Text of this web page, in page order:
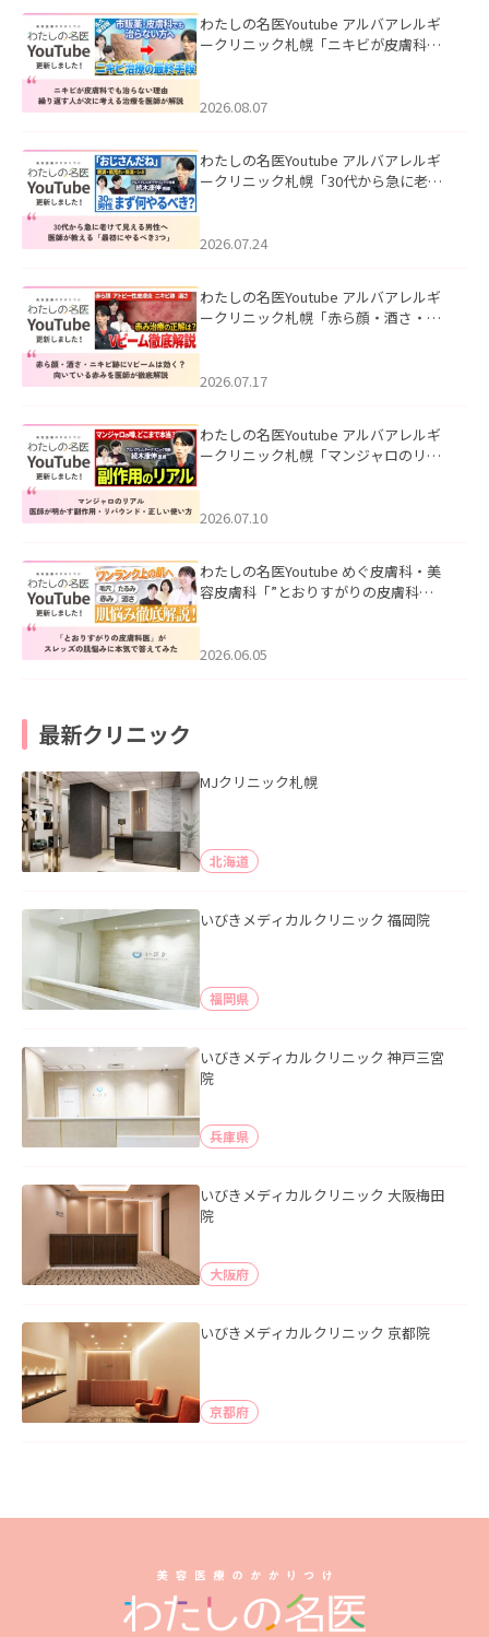
わたしの名医Youtube アルバアレルギ
ークリニック札幌「ニキビが皮膚科で
ました。
2026.08.07
わたしの名医Youtube アルバアレルギ
ークリニック札幌「30代から急に老け
た。
2026.07.24
わたしの名医Youtube アルバアレルギ
ークリニック札幌「赤ら顔・酒さ・ニ
した。
2026.07.17
わたしの名医Youtube アルバアレルギ
ークリニック札幌「マンジャロのリア
た。
2026.07.10
わたしの名医Youtube めぐ皮膚科・美
容皮膚科「”とおりすがりの皮膚科
2026.06.05
最新クリニック
MJクリニック札幌
北海道
いびきメディカルクリニック 福岡院
福岡県
いびきメディカルクリニック 神戸三宮
院
兵庫県
いびきメディカルクリニック 大阪梅田
院
大阪府
いびきメディカルクリニック 京都院
京都府